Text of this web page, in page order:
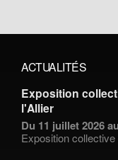
ACTUALITÉS
Exposition
l'Allier
Du 11 juillet 2026
Exposition collective